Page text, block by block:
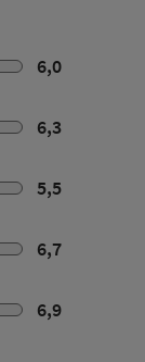
6,0
6,3
5,5
6,7
6,9